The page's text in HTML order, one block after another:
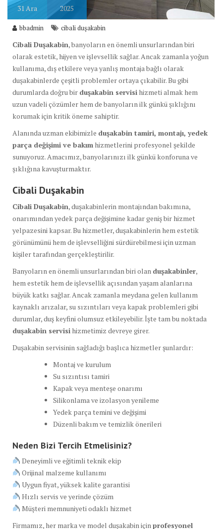
31 Ara 2025
bbadmin cibali duşakabin
Cibali Duşakabin, banyoların en önemli unsurlarından biri
olarak estetik, hijyen ve işlevsellik sağlar. Ancak zamanla yoğun
kullanıma, dış etkilere veya yanlış montaja bağlı olarak
duşakabinlerde çeşitli problemler ortaya çıkabilir. Bu gibi
durumlarda doğru bir duşakabin servisi hizmeti almak hem
uzun vadeli çözümler hem de banyoların ilk günkü şıklığını
korumak için kritik öneme sahiptir.
Alanında uzman ekibimizle duşakabin tamiri, montajı, yedek
parça değişimi ve bakım hizmetlerini profesyonel şekilde
sunuyoruz. Amacımız, banyolarınızı ilk günkü konforuna ve
şıklığına kavuşturmaktır.
Cibali Duşakabin
Cibali Duşakabin, duşakabinlerin montajından bakımına,
onarımından yedek parça değişimine kadar geniş bir hizmet
yelpazesini kapsar. Bu hizmetler, duşakabinlerin hem estetik
görünümünü hem de işlevselliğini sürdürebilmesi için uzman
kişiler tarafından gerçekleştirilir.
Banyoların en önemli unsurlarından biri olan duşakabinler,
hem estetik hem de işlevsellik açısından yaşam alanlarına
büyük katkı sağlar. Ancak zamanla meydana gelen kullanım
kaynaklı arızalar, su sızıntıları veya kapak problemleri gibi
durumlar, duş keyfini olumsuz etkileyebilir. İşte tam bu noktada
duşakabin servisi hizmetimiz devreye girer.
Duşakabin servisinin sağladığı başlıca hizmetler şunlardır:
Montaj ve kurulum
Su sızıntısı tamiri
Kapak veya menteşe onarımı
Silikonlama ve izolasyon yenileme
Yedek parça temini ve değişimi
Düzenli bakım ve temizlik önerileri
Neden Bizi Tercih Etmelisiniz?
Deneyimli ve eğitimli teknik ekip
Orijinal malzeme kullanımı
Uygun fiyat, yüksek kalite garantisi
Hızlı servis ve yerinde çözüm
Müşteri memnuniyeti odaklı hizmet
Firmamız, her marka ve model duşakabin için profesyonel